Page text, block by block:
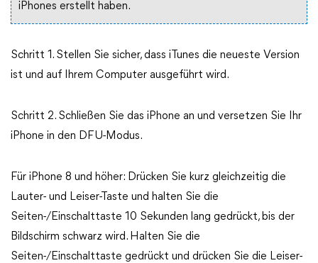
iPhones erstellt haben.
Schritt 1. Stellen Sie sicher, dass iTunes die neueste Version
ist und auf Ihrem Computer ausgeführt wird.
Schritt 2. Schließen Sie das iPhone an und versetzen Sie Ihr
iPhone in den DFU-Modus.
Für iPhone 8 und höher: Drücken Sie kurz gleichzeitig die
Lauter- und Leiser-Taste und halten Sie die
Seiten-/Einschalttaste 10 Sekunden lang gedrückt, bis der
Bildschirm schwarz wird. Halten Sie die
Seiten-/Einschalttaste gedrückt und drücken Sie die Leiser-